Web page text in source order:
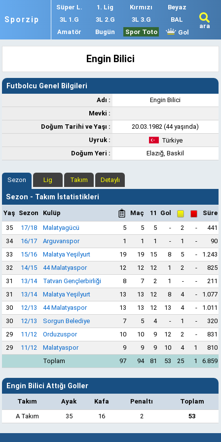
Sporzip
Süper L. 1. Lig Kırmızı
Beyaz
3L 1.G
3L 2.G 3L 3.G
BAL
Amatör
Bugün Spor Toto Gol
ara
Engin Bilici
Futbolcu Genel Bilgileri
Adı :
Engin Bilici
Mevki :
Doğum Tarihi ve Yaşı :
20.03.1982 (44 yaşında)
Uyruk :
Türkiye
Doğum Yeri :
Elazığ, Baskil
Sezon Lig Takım Detaylı
Sezon - Takım İstatistikleri
Yaş Sezon Kulüp Maç 11 Gol
Süre
35
17/18 Malatyagücü 5 5 5 - 2 -
441
34
16/17 Arguvanspor 1 1 1 - 1 -
90
33
15/16 Malatya Yeşilyurt 19 19 15 8 5 -
1.243
32
14/15 44 Malatyaspor 12 12 12 1 2 -
825
31
13/14 Tatvan Gençlerbirliği 8 7 2 1 - -
211
31
13/14 Malatya Yeşilyurt 13 13 12 8 4 -
1.077
30
12/13 44 Malatyaspor 13 13 12 13 4 -
1.011
30
12/13 Sorgun Belediye 7 5 4 - 1 -
320
29
11/12 Orduzuspor 10 10 9 12 2 -
831
29
11/12 Malatyaspor 9 9 9 10 4 1
810
Toplam
97 94 81 53 25 1 6.859
Engin Bilici Attığı Goller
Takım Ayak Kafa Penaltı
Toplam
A Takım
35 16 2 53